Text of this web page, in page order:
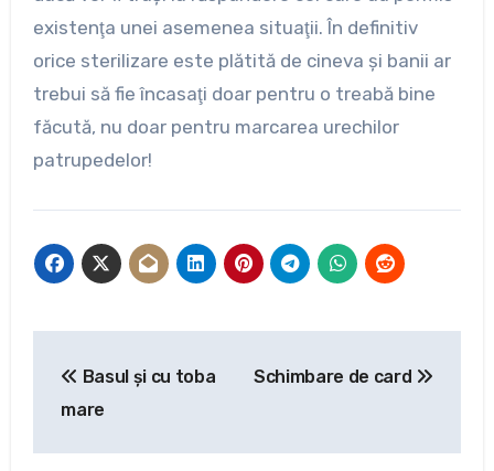
existenţa unei asemenea situaţii. În definitiv
orice sterilizare este plătită de cineva şi banii ar
trebui să fie încasaţi doar pentru o treabă bine
făcută, nu doar pentru marcarea urechilor
patrupedelor!
în
Basul şi cu toba
mare
Schimbare de card